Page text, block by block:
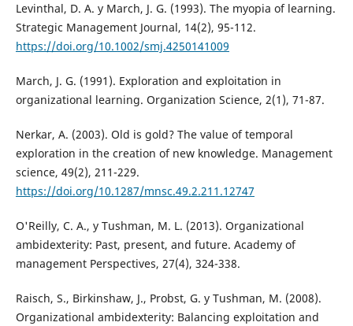
Levinthal, D. A. y March, J. G. (1993). The myopia of learning.
Strategic Management Journal, 14(2), 95-112.
https://doi.org/10.1002/smj.4250141009
March, J. G. (1991). Exploration and exploitation in
organizational learning. Organization Science, 2(1), 71-87.
Nerkar, A. (2003). Old is gold? The value of temporal
exploration in the creation of new knowledge. Management
science, 49(2), 211-229.
https://doi.org/10.1287/mnsc.49.2.211.12747
O'Reilly, C. A., y Tushman, M. L. (2013). Organizational
ambidexterity: Past, present, and future. Academy of
management Perspectives, 27(4), 324-338.
Raisch, S., Birkinshaw, J., Probst, G. y Tushman, M. (2008).
Organizational ambidexterity: Balancing exploitation and